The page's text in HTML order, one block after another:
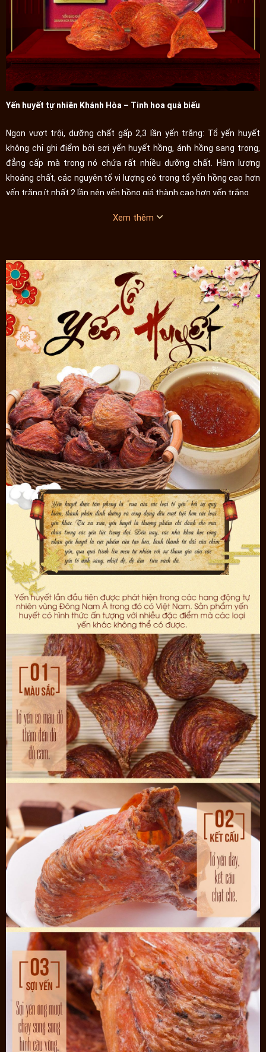
Yến huyết tự nhiên Khánh Hòa – Tinh hoa quà biếu
Ngon vượt trội, dưỡng chất gấp 2,3 lần yến trắng: Tổ yến huyết
không chỉ ghi điểm bởi sợi yến huyết hồng, ánh hồng sang trọng,
đẳng cấp mà trong nó chứa rất nhiều dưỡng chất. Hàm lượng
khoáng chất, các nguyên tố vi lượng có trong tổ yến hồng cao hơn
yến trăng ít nhất 2 lần nên yến hồng giá thành cao hơn yến trắng.
Rất quý, thường chỉ có trong tự nhiên: Theo nghiên cứu tại các
đến biến đổi màu sắc tổ yến. Thường tại các vị trí long mạch, hiểm
trở mới tìm thấy tổ yến huyết.
Quà sức khỏe thượng hạng: Được xem là xu hướng quà tết 2022,
tổ yến là món quà biếu tặng cao cấp trong các dịp đặc biệt, quan
trọng thì tổ yến huyết lại còn cao cấp hơn. Nếu là người sành ăn, có
kiến thức, am hiểu về sức khỏe sẽ nhận biết ngay đẳng cấp giá trị
của tổ yến huyết. Xem thêm gợi ý các món quà sức khỏe đang
được nhiều người quan tâm
TẠI ĐÂY <<
On Plaza – Tổng đại lý phân phối yến sào Khánh Hòa
- Tất cả tổ yến 100% là tổ yến nguyên chất từ Khánh Hoà- Nha
Trang. Sợi yến nở to, dai, có mùi thơm đặc trưng.
- Phát hiện tổ yến gia công, tổ yến làm từ các nguyên liệu giả đền
ngay 100 lần giá trị sản phẩm cho khách hàng
- Mua về dùng không hiệu quả, không chất lượng chúng tôi sẵn
sàng nhận lại sản phẩm, hoàn tiền
- Bán hàng bằng 15 năm uy tín trên thị trường, hơn 80% khách cửa
hàng là khách quen
Với triết lý kinh doanh MANG VÀNG ĐỔI QUỐC BẢO – MANG QUỐC
BẢO ĐỔI SỨC KHỎE On Plaza Việt Pháp gìn giữ nguyên vẹn từng tổ
yến, trao gửi tận tay khách hàng quý trọng sức khỏe.
Nếu quý khách muốn mua yến trắng có thể tham khảo
sản phẩm Yến nguyên tổ khánh Hòa cao cấp hộp quà
biếu 50g TP5 (055) Y008
Lưu ý:
- Tác dụng của sản phẩm có thể thay đổi tùy theo tình trạng cơ địa
của mỗi người
- Sản phẩm không phải là thuốc không có tác dụng thay thế thuốc
chữa bệnh
Một số đặc điểm nhận biết sản phẩm Yến huyết nguyên chiếc
cao cấp Khánh Hòa hộp quà biếu 100g chính hãng:
Xem thêm